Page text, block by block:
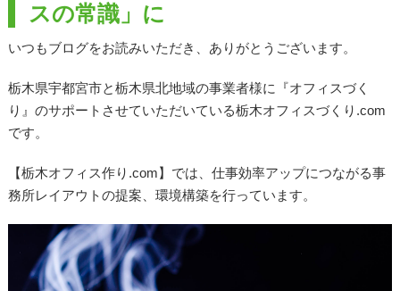
スの常識」に
いつもブログをお読みいただき、ありがとうございます。
栃木県宇都宮市と栃木県北地域の事業者様に『オフィスづく
り』のサポートさせていただいている栃木オフィスづくり.com
です。
【栃木オフィス作り.com】では、仕事効率アップにつながる事
務所レイアウトの提案、環境構築を行っています。